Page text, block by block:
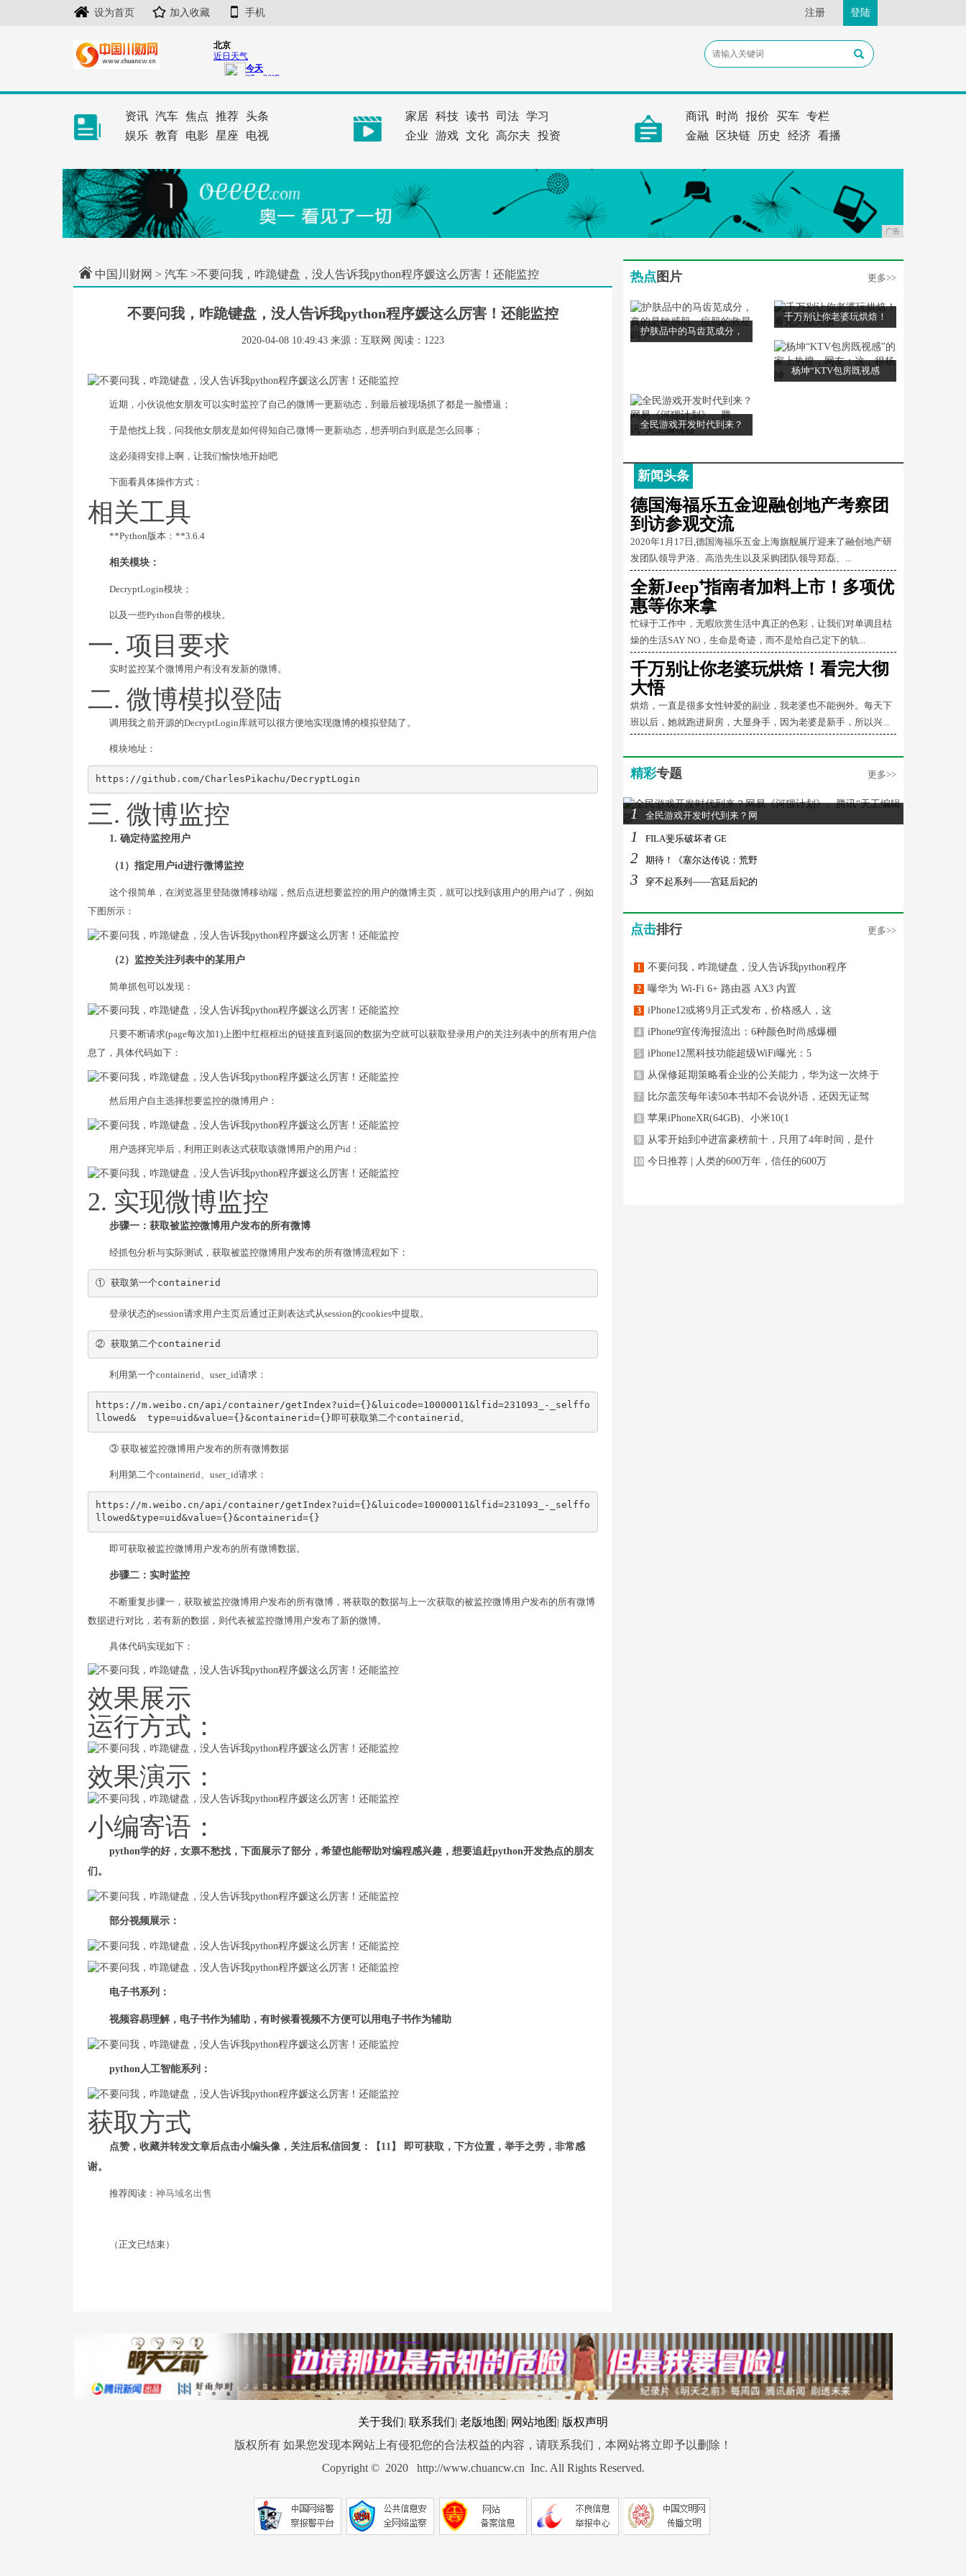
设为首页 加入收藏 手机 注册 登陆
资讯 汽车 焦点 推荐 头条
娱乐 教育 电影 星座 电视
家居 科技 读书 司法 学习
企业
游戏 文化 高尔夫 投资
商讯 时尚 报价 买车 专栏
金融
区块链 历史 经济 看播
广告
中国川财网 > 汽车 >不要问我，咋跪键盘，没人告诉我python程序媛这么厉害！还能监控
不要问我，咋跪键盘，没人告诉我python程序媛这么厉害！还能监控
2020-04-08 10:49:43 来源：互联网 阅读：1223
近期，小伙说他女朋友可以实时监控了自己的微博一更新动态，到最后被现场抓了都是一脸懵逼；
于是他找上我，问我他女朋友是如何得知自己微博一更新动态，想弄明白到底是怎么回事；
这必须得安排上啊，让我们愉快地开始吧
下面看具体操作方式：
相关工具
**Python版本：**3.6.4
相关模块：
DecryptLogin模块；
以及一些Python自带的模块。
一. 项目要求
实时监控某个微博用户有没有发新的微博。
二. 微博模拟登陆
调用我之前开源的DecryptLogin库就可以很方便地实现微博的模拟登陆了。
模块地址：
https://github.com/CharlesPikachu/DecryptLogin
三. 微博监控
1. 确定待监控用户
（1）指定用户id进行微博监控
这个很简单，在浏览器里登陆微博移动端，然后点进想要监控的用户的微博主页，就可以找到该用户的用户id了，例如
下图所示：
（2）监控关注列表中的某用户
简单抓包可以发现：
只要不断请求(page每次加1)上图中红框框出的链接直到返回的数据为空就可以获取登录用户的关注列表中的所有用户信
息了，具体代码如下：
然后用户自主选择想要监控的微博用户：
用户选择完毕后，利用正则表达式获取该微博用户的用户id：
2. 实现微博监控
步骤一：获取被监控微博用户发布的所有微博
经抓包分析与实际测试，获取被监控微博用户发布的所有微博流程如下：
① 获取第一个containerid
登录状态的session请求用户主页后通过正则表达式从session的cookies中提取。
② 获取第二个containerid
利用第一个containerid、user_id请求：
https://m.weibo.cn/api/container/getIndex?uid={}&luicode=10000011&lfid=231093_-_selffo
llowed&  type=uid&value={}&containerid={}即可获取第二个containerid。
③ 获取被监控微博用户发布的所有微博数据
利用第二个containerid、user_id请求：
https://m.weibo.cn/api/container/getIndex?uid={}&luicode=10000011&lfid=231093_-_selffo
llowed&type=uid&value={}&containerid={}
即可获取被监控微博用户发布的所有微博数据。
步骤二：实时监控
不断重复步骤一，获取被监控微博用户发布的所有微博，将获取的数据与上一次获取的被监控微博用户发布的所有微博
数据进行对比，若有新的数据，则代表被监控微博用户发布了新的微博。
具体代码实现如下：
效果展示
运行方式：
效果演示：
小编寄语：
python学的好，女票不愁找，下面展示了部分，希望也能帮助对编程感兴趣，想要追赶python开发热点的朋友
们。
部分视频展示：
电子书系列：
视频容易理解，电子书作为辅助，有时候看视频不方便可以用电子书作为辅助
python人工智能系列：
获取方式
点赞，收藏并转发文章后点击小编头像，关注后私信回复：【11】 即可获取，下方位置，举手之劳，非常感
谢。
推荐阅读： 神马域名出售
（正文已结束）
热点 图片 更多>>
护肤品中的马齿苋成分，
千万别让你老婆玩烘焙！
杨坤“KTV包房既视感
全民游戏开发时代到来？
新闻头条
德国海福乐五金迎融创地产考察团
到访参观交流
2020年1月17日,德国海福乐五金上海旗舰展厅迎来了融创地产研
发团队领导尹洛、高浩先生以及采购团队领导郑磊、...
全新Jeep⁺指南者加料上市！多项优
惠等你来拿
忙碌于工作中，无暇欣赏生活中真正的色彩，让我们对单调且枯
燥的生活SAY NO，生命是奇迹，而不是给自己定下的轨...
千万别让你老婆玩烘焙！看完大彻
大悟
烘焙，一直是很多女性钟爱的副业，我老婆也不能例外。每天下
班以后，她就跑进厨房，大显身手，因为老婆是新手，所以兴...
精彩专题 更多>>
1 全民游戏开发时代到来？网
1 FILA斐乐破坏者 GE
2 期待！《塞尔达传说：荒野
3 穿不起系列——宫廷后妃的
点击排行 更多>>
1 不要问我，咋跪键盘，没人告诉我python程序
2 曝华为 Wi-Fi 6+ 路由器 AX3 内置
3 iPhone12或将9月正式发布，价格感人，这
4 iPhone9宣传海报流出：6种颜色时尚感爆棚
5 iPhone12黑科技功能超级WiFi曝光：5
6 从保修延期策略看企业的公关能力，华为这一次终于
7 比尔盖茨每年读50本书却不会说外语，还因无证驾
8 苹果iPhoneXR(64GB)、小米10(1
9 从零开始到冲进富豪榜前十，只用了4年时间，是什
10 今日推荐 | 人类的600万年，信任的600万
关于我们 联系我们 老版地图 网站地图
版权声明
版权所有 如果您发现本网站上有侵犯您的合法权益的内容，请联系我们，本网站将立即予以删除！
Copyright © 2020 http://www.chuancw.cn Inc. All Rights Reserved.